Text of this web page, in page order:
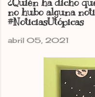
¿Quién ha dicho
no hubo alguna
#NoticiasUtópicas
abril 05, 2021